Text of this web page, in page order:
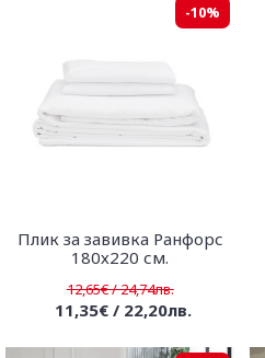
-10%
Плик за завивка Ранфорс
180х220 см.
12,65€ / 24,74лв.
11,35€ / 22,20лв.